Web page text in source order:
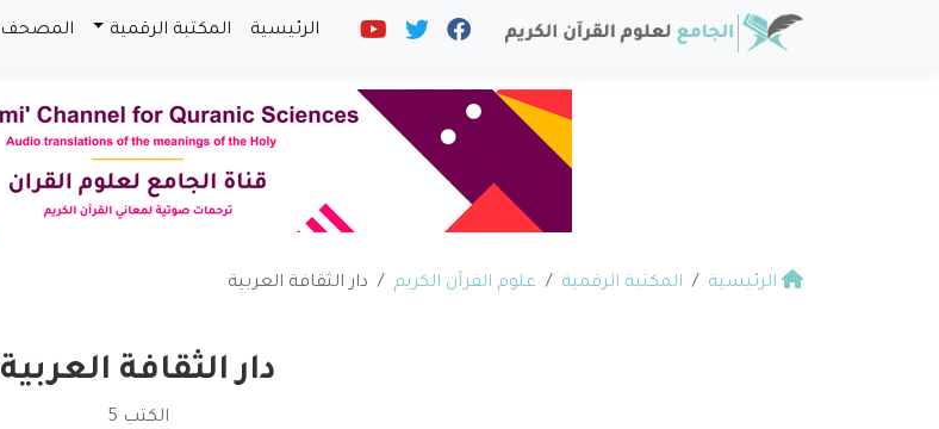
الرئيسية المكتبة الرقمية المصحف
الرئيسية المكتبة الرقمية علوم القرآن الكريم دار الثقافة العربية
دار الثقافة العربية
الكتب 5